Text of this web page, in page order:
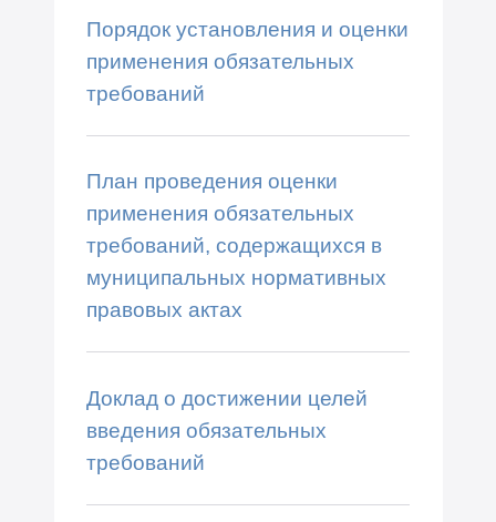
Порядок установления и оценки
применения обязательных
требований
План проведения оценки
применения обязательных
требований, содержащихся в
муниципальных нормативных
правовых актах
Доклад о достижении целей
введения обязательных
требований